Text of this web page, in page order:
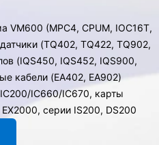
VM600 (MPC4, CPUM, IOC16T,
(TQ402, TQ422, TQ902,
(IQS450, IQS452, IQS900,
кабели (EA402, EA902)
IC660/IC670, карты
серии IS200, DS200